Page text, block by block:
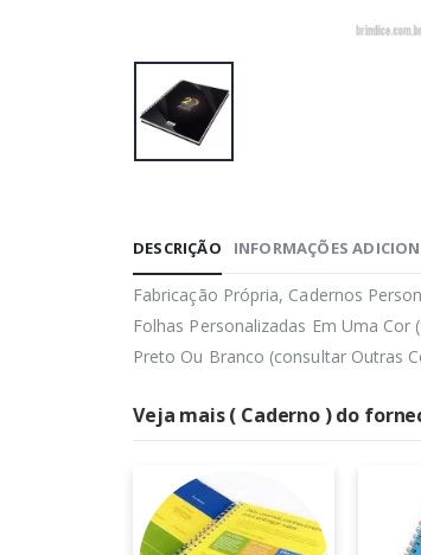
DESCRIÇÃO INFORMAÇÕES
Fabricação Própria, Cadernos
Folhas Personalizadas Em Uma
Preto Ou Branco (consultar Outras
Veja mais ( Caderno ) do